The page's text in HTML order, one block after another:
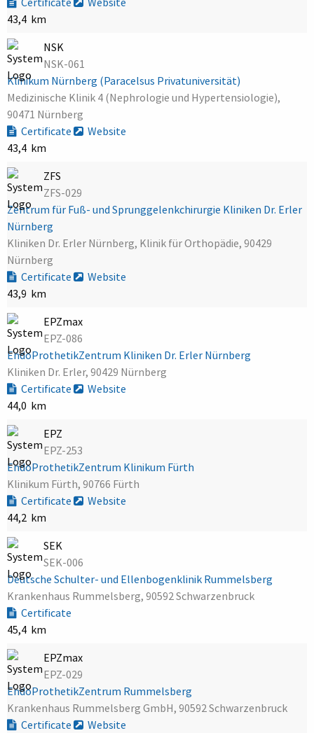
43,4 km
NSK
NSK-061
Klinikum Nürnberg (Paracelsus Privatuniversität)
Medizinische Klinik 4 (Nephrologie und Hypertensiologie),
90471 Nürnberg
Certificate
Website
43,4 km
ZFS
ZFS-029
Zentrum für Fuß- und Sprunggelenkchirurgie Kliniken Dr. Erler
Nürnberg
Kliniken Dr. Erler Nürnberg, Klinik für Orthopädie, 90429
Nürnberg
Certificate
Website
43,9 km
EPZmax
EPZ-086
EndoProthetikZentrum Kliniken Dr. Erler Nürnberg
Kliniken Dr. Erler, 90429 Nürnberg
Certificate
Website
44,0 km
EPZ
EPZ-253
EndoProthetikZentrum Klinikum Fürth
Klinikum Fürth, 90766 Fürth
Certificate
Website
44,2 km
SEK
SEK-006
Deutsche Schulter- und Ellenbogenklinik Rummelsberg
Krankenhaus Rummelsberg, 90592 Schwarzenbruck
Certificate
45,4 km
EPZmax
EPZ-029
EndoProthetikZentrum Rummelsberg
Krankenhaus Rummelsberg GmbH, 90592 Schwarzenbruck
Certificate
Website